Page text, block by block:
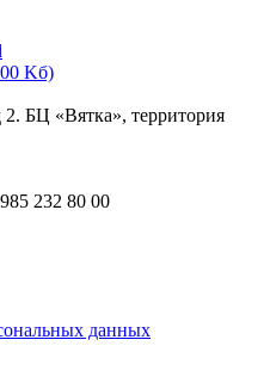
Kб)
2. БЦ «Вятка», территория
232 80 00
данных